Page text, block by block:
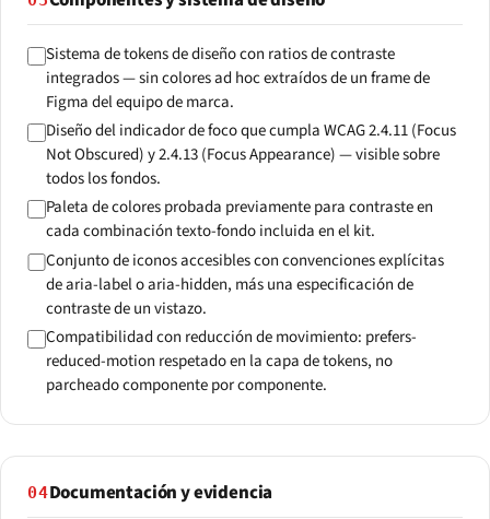
Sistema de tokens de diseño con ratios de contraste
integrados — sin colores ad hoc extraídos de un frame de
Figma del equipo de marca.
Diseño del indicador de foco que cumpla WCAG 2.4.11 (Focus
Not Obscured) y 2.4.13 (Focus Appearance) — visible sobre
todos los fondos.
Paleta de colores probada previamente para contraste en
cada combinación texto-fondo incluida en el kit.
Conjunto de iconos accesibles con convenciones explícitas
de aria-label o aria-hidden, más una especificación de
contraste de un vistazo.
Compatibilidad con reducción de movimiento: prefers-
reduced-motion respetado en la capa de tokens, no
parcheado componente por componente.
04Documentación y evidencia